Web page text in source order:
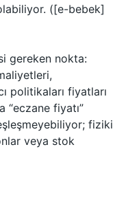
([e-bebek]
gereken nokta:
politikaları fiyatları
“eczane fiyatı”
fiziki
veya stok